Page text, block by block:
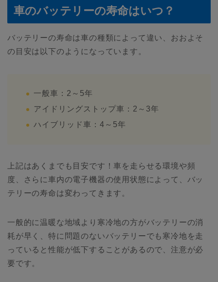
車のバッテリーの寿命はいつ？
バッテリーの寿命は車の種類によって違い、おおよそ
の目安は以下のようになっています。
一般車：2～5年
アイドリングストップ車：2～3年
ハイブリッド車：4～5年
上記はあくまでも目安です！車を走らせる環境や頻
度、さらに車内の電子機器の使用状態によって、バッ
テリーの寿命は変わってきます。
一般的に温暖な地域より寒冷地の方がバッテリーの消
耗が早く、特に問題のないバッテリーでも寒冷地を走
っていると性能が低下することがあるので、注意が必
要です。